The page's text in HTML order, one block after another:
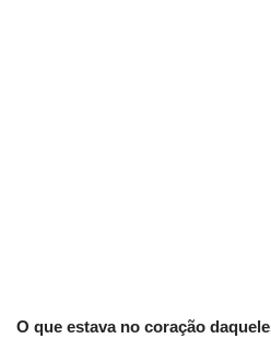
O que estava no coração